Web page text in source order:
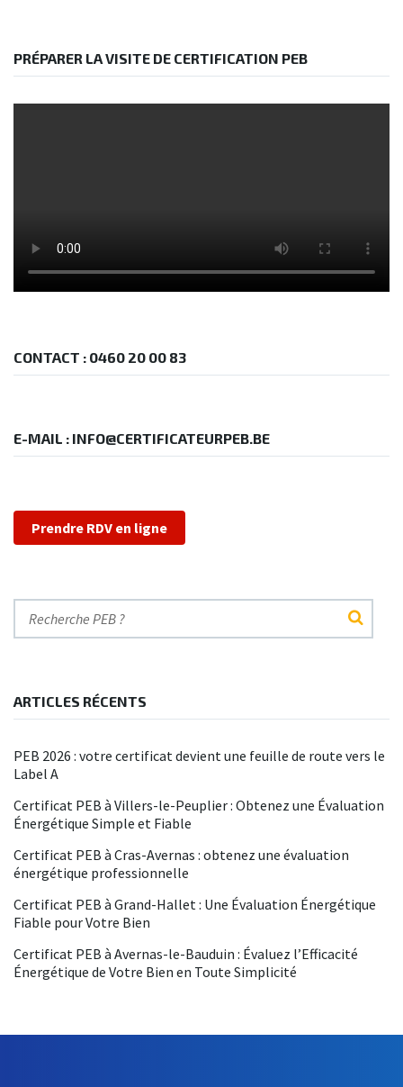
PRÉPARER LA VISITE DE CERTIFICATION PEB
CONTACT : 0460 20 00 83
E-MAIL : INFO@CERTIFICATEURPEB.BE
Prendre RDV en ligne
ARTICLES RÉCENTS
PEB 2026 : votre certificat devient une feuille de route vers le
Label A
Certificat PEB à Villers-le-Peuplier : Obtenez une Évaluation
Énergétique Simple et Fiable
Certificat PEB à Cras-Avernas : obtenez une évaluation
énergétique professionnelle
Certificat PEB à Grand-Hallet : Une Évaluation Énergétique
Fiable pour Votre Bien
Certificat PEB à Avernas-le-Bauduin : Évaluez l’Efficacité
Énergétique de Votre Bien en Toute Simplicité